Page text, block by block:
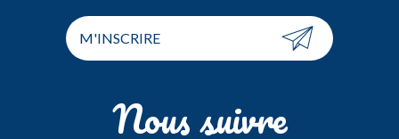
M'INSCRIRE
Nous suivre